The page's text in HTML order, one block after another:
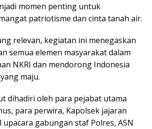
momen penting untuk
patriotisme dan cinta tanah air.
relevan, kegiatan ini menegaskan
semua elemen masyarakat dalam
NKRI dan mendorong Indonesia
maju.
dihadiri oleh para pejabat utama
para perwira, Kapolsek jajaran
gabungan staf Polres, ASN